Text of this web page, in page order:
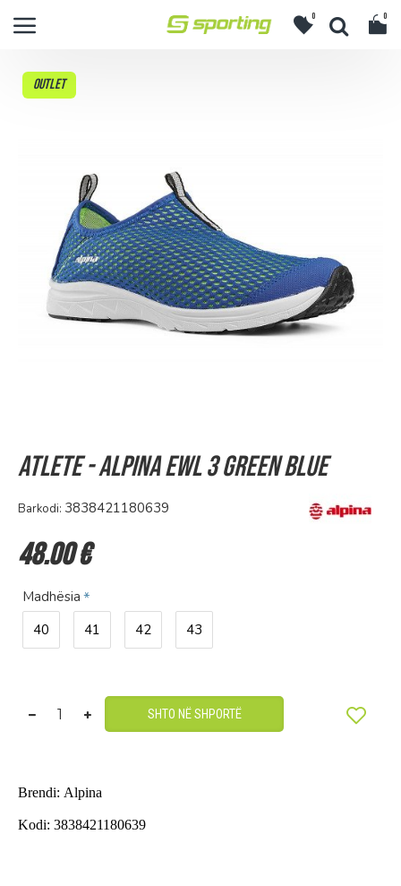
0 0
OUTLET
Atlete - ALPINA EWL 3 Green blue
Barkodi: 3838421180639
48.00 €
Madhësia
40
41 42 43
SHTO NË SHPORTË
Brendi: Alpina
Kodi: 3838421180639